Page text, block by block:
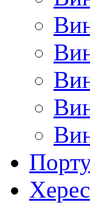
Херес